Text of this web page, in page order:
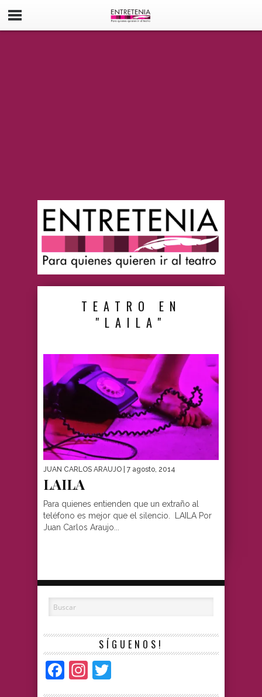
TEATRO EN
"LAILA"
JUAN CARLOS ARAUJO | 7 agosto, 2014
LAILA
Para quienes entienden que un extraño al
teléfono es mejor que el silencio. LAILA Por
Juan Carlos Araujo...
SÍGUENOS!
Facebook
Instagram